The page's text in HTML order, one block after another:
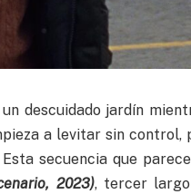
descuidado jardín
a levitar sin control,
secuencia que
2023), tercer